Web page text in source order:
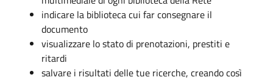
indicare la biblioteca cui far consegnare il
documento
visualizzare lo stato di prenotazioni, prestiti e
ritardi
salvare i risultati delle tue ricerche, creando così